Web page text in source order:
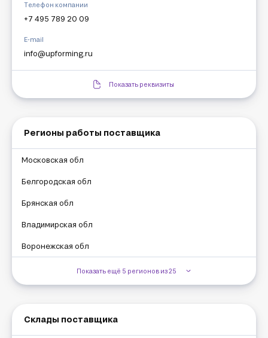
Телефон компании
+7 495 789 20 09
E-mail
info@upforming.ru
Показать реквизиты
Регионы работы поставщика
Московская обл
Белгородская обл
Брянская обл
Владимирская обл
Воронежская обл
Показать ещё 5 регионов из 25
Склады поставщика